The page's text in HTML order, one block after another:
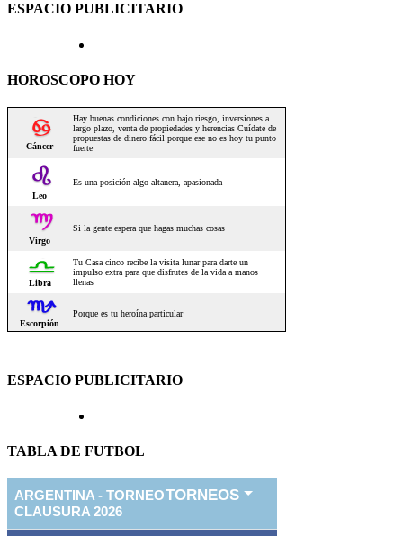
ESPACIO PUBLICITARIO
HOROSCOPO HOY
ESPACIO PUBLICITARIO
TABLA DE FUTBOL